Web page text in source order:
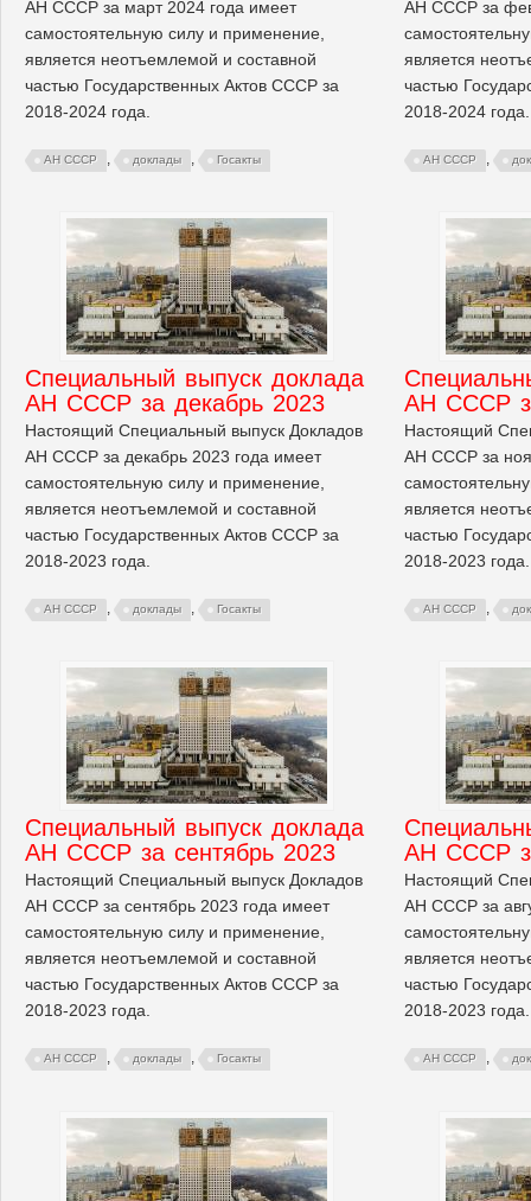
АН СССР за март 2024 года имеет
самостоятельную силу и применение,
является неотъемлемой и составной
частью Государственных Актов СССР за
2018-2024 года.
АН СССР , доклады , Госакты
АН СССР за
является
частью
2018-2024 года.
АН СССР ,
Cпециальный выпуск доклада
АН СССР за декабрь 2023
Настоящий Специальный выпуск Докладов
АН СССР за декабрь 2023 года имеет
самостоятельную силу и применение,
является неотъемлемой и составной
частью Государственных Актов СССР за
2018-2023 года.
АН СССР , доклады , Госакты
АН СССР
Настоящий
АН СССР за
является
частью
2018-2023 года.
АН СССР ,
Cпециальный выпуск доклада
АН СССР за сентябрь 2023
Настоящий Специальный выпуск Докладов
АН СССР за сентябрь 2023 года имеет
самостоятельную силу и применение,
является неотъемлемой и составной
частью Государственных Актов СССР за
2018-2023 года.
АН СССР , доклады , Госакты
АН СССР
Настоящий
АН СССР за
является
частью
2018-2023 года.
АН СССР ,